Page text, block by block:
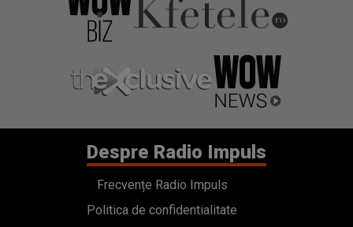
Despre Radio Impuls
Frecvențe Radio Impuls
Politica de confidentialitate